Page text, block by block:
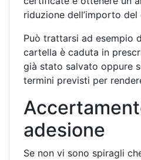
riduzione dell’importo
Può trattarsi ad esempio
cartella è caduta in
già stato salvato oppure
termini previsti per
adesione
Se non vi sono spiragli